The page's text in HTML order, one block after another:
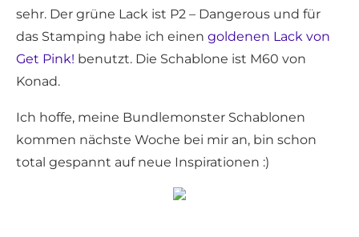
sehr. Der grüne Lack ist P2 – Dangerous und für
das Stamping habe ich einen goldenen Lack von
Get Pink! benutzt. Die Schablone ist M60 von
Konad.
Ich hoffe, meine Bundlemonster Schablonen
kommen nächste Woche bei mir an, bin schon
total gespannt auf neue Inspirationen :)